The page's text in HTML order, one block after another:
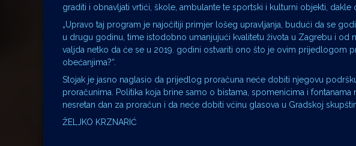
graditi i obnavljati vrtići, škole, ambulante te sportski i kulturni objekti,
„Upravo taj program je najočitiji primjer lošeg upravljanja, budući da se
u drugu godinu, time istodobno umanjujući kvalitetu života u Zagrebu i od
valjda netko da će se u 2019. godini ostvariti ono što je ovim prijedlogom
obećanjima?“.
Stojak je jasno naglasio da prijedlog proračuna neće dobiti njegovu
proračunima. Politika koja brine samo o bistama, spomenicima i
nesretan dan za proračun i da neće dobiti vćinu glasova u Gradskoj
ŽELJKO KRZNARIĆ